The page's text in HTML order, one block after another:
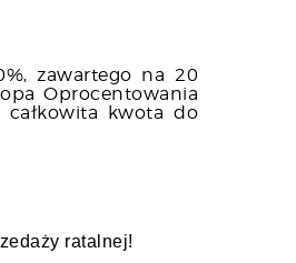
zawartego na 20
Oprocentowania
całkowita kwota do
ratalnej!